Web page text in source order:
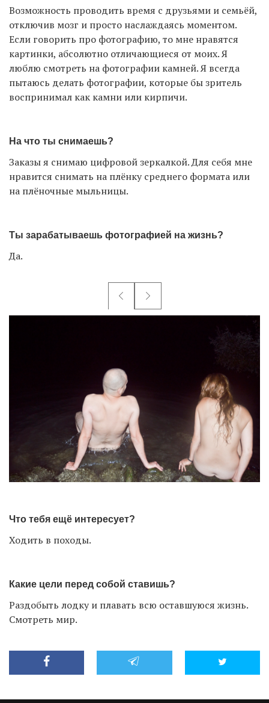
Возможность проводить время с друзьями и семьёй,
отключив мозг и просто наслаждаясь моментом.
Если говорить про фотографию, то мне нравятся
картинки, абсолютно отличающиеся от моих. Я
люблю смотреть на фотографии камней. Я всегда
пытаюсь делать фотографии, которые бы зритель
воспринимал как камни или кирпичи.
На что ты снимаешь?
Заказы я снимаю цифровой зеркалкой. Для себя мне
нравится снимать на плёнку среднего формата или
на плёночные мыльницы.
Ты зарабатываешь фотографией на жизнь?
Да.
Что тебя ещё интересует?
Ходить в походы.
Какие цели перед собой ставишь?
Раздобыть лодку и плавать всю оставшуюся жизнь.
Смотреть мир.